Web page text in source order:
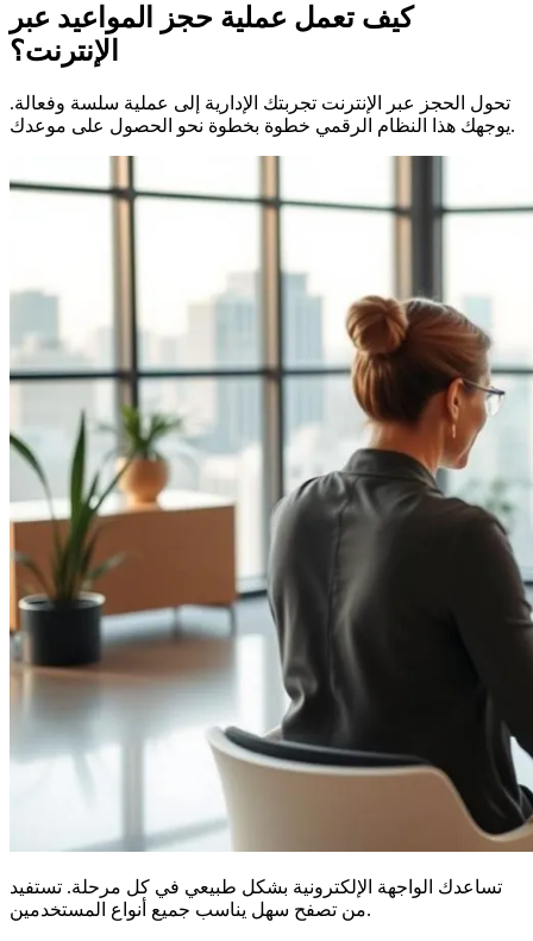
كيف تعمل عملية حجز المواعيد عبر
الإنترنت؟
تحول الحجز عبر الإنترنت تجربتك الإدارية إلى عملية سلسة وفعالة.
يوجهك هذا النظام الرقمي خطوة بخطوة نحو الحصول على موعدك.
تساعدك الواجهة الإلكترونية بشكل طبيعي في كل مرحلة. تستفيد
من تصفح سهل يناسب جميع أنواع المستخدمين.